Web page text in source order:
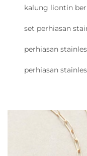
kalung liontin
set perhiasan
perhiasan
perhiasan